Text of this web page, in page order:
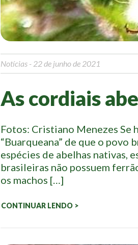
Notícias - 22 de junho de 2021
As cordiais
Fotos: Cristiano Menezes Se
“Buarqueana” de que o
espécies de abelhas nativas,
brasileiras não possuem
os machos […]
CONTINUAR LENDO >